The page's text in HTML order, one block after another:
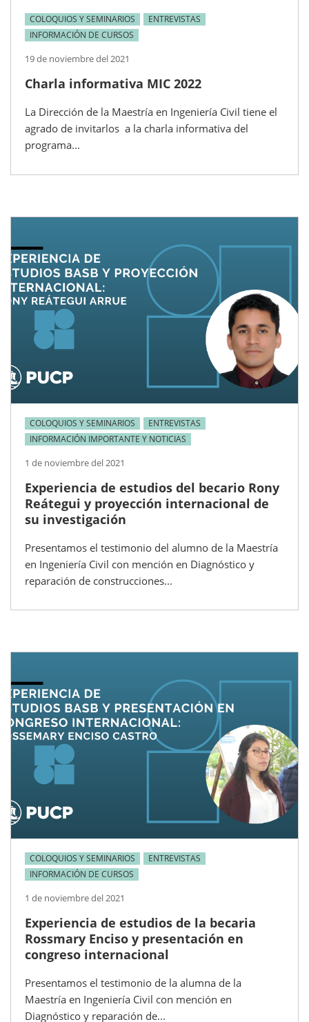
COLOQUIOS Y SEMINARIOS
ENTREVISTAS
INFORMACIÓN DE CURSOS
19 de noviembre del 2021
Charla informativa MIC 2022
La Dirección de la Maestría en Ingeniería Civil tiene el
agrado de invitarlos a la charla informativa del
programa...
COLOQUIOS Y SEMINARIOS
ENTREVISTAS
INFORMACIÓN IMPORTANTE Y NOTICIAS
1 de noviembre del 2021
Experiencia de estudios del becario Rony
Reátegui y proyección internacional de
su investigación
Presentamos el testimonio del alumno de la Maestría
en Ingeniería Civil con mención en Diagnóstico y
reparación de construcciones...
COLOQUIOS Y SEMINARIOS
ENTREVISTAS
INFORMACIÓN DE CURSOS
1 de noviembre del 2021
Experiencia de estudios de la becaria
Rossmary Enciso y presentación en
congreso internacional
Presentamos el testimonio de la alumna de la
Maestría en Ingeniería Civil con mención en
Diagnóstico y reparación de...